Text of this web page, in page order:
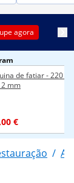
agora
de fatiar - 220
mm
€
/